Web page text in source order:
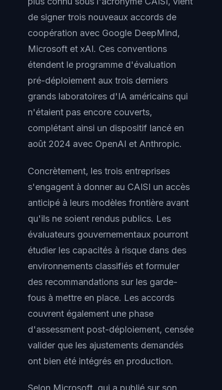
de signer trois nouveaux accords de
coopération avec Google DeepMind,
Microsoft et xAI. Ces conventions
étendent le programme d'évaluation
pré-déploiement aux trois derniers
grands laboratoires d'IA américains qui
n'étaient pas encore couverts,
complétant ainsi un dispositif lancé en
août 2024 avec OpenAI et Anthropic.
Concrètement, les trois entreprises
s'engagent à donner au CAISI un accès
anticipé à leurs modèles frontière avant
qu'ils ne soient rendus publics. Les
évaluateurs gouvernementaux pourront
étudier les capacités à risque dans des
environnements classifiés et formuler
des recommandations sur les garde-
fous à mettre en place. Les accords
couvrent également une phase
d'assessment post-déploiement, censée
valider que les ajustements demandés
ont bien été intégrés en production.
Selon Microsoft, qui a publié sur son